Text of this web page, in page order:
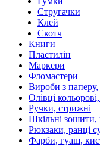
Стругачки
Клей
Скотч
Книги
Пластилін
Маркери
Фломастери
Вироби з
Олівці
Ручки, стрижні
Шкільні
Рюкзаки, ранці
Фарби, гуаш,